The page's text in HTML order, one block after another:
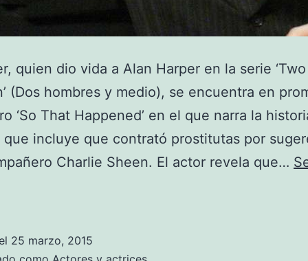
quien dio vida a Alan Harper en la serie
(Dos hombres y medio), se encuentra en
‘So That Happened’ en el que narra la
que incluye que contrató prostitutas por
Charlie Sheen. El actor revela que…
25 marzo, 2015